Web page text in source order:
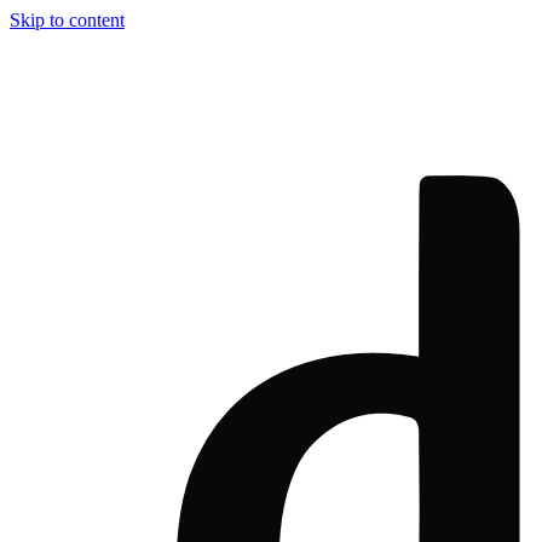
Skip to content